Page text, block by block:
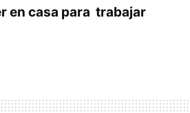
en casa para trabajar